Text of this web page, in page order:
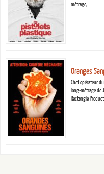
métrage, …
Oranges
Chef opérateur
long-métrage de
Rectangle